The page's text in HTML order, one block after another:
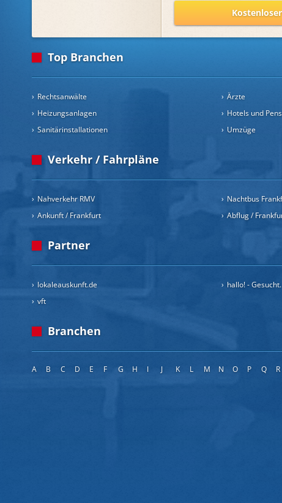
Top Branchen
Rechtsanwälte Ärzte
Heizungsanlagen
Hotels und
Sanitärinstallationen
Umzüge
Verkehr / Fahrpläne
Nahverkehr RMV Nachtbus
Ankunft / Frankfurt
Abflug /
Partner
lokaleauskunft.de hallo! -
vft
Branchen
A B C D E F G H I J K L M N O P Q R